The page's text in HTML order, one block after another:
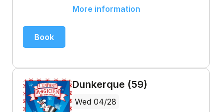
More information
Book
Dunkerque (59)
Wed 04/28